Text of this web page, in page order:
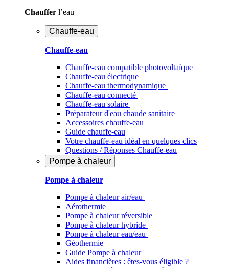
Chauffer l’eau
Chauffe-eau
Chauffe-eau
Chauffe-eau compatible photovoltaïque
Chauffe-eau électrique
Chauffe-eau thermodynamique
Chauffe-eau connecté
Chauffe-eau solaire
Préparateur d'eau chaude sanitaire
Accessoires chauffe-eau
Guide chauffe-eau
Votre chauffe-eau idéal en quelques clics
Questions / Réponses Chauffe-eau
Pompe à chaleur
Pompe à chaleur
Pompe à chaleur air/eau
Aérothermie
Pompe à chaleur réversible
Pompe à chaleur hybride
Pompe à chaleur​ eau/eau
Géothermie
Guide Pompe à chaleur
Aides financières : êtes-vous éligible ?